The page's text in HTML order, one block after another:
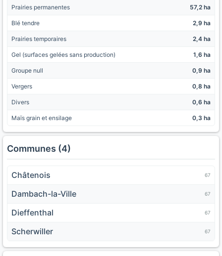
Prairies permanentes 57,2 ha
Blé tendre 2,9 ha
Prairies temporaires 2,4 ha
Gel (surfaces gelées sans production) 1,6 ha
Groupe null 0,9 ha
Vergers 0,8 ha
Divers 0,6 ha
Maïs grain et ensilage 0,3 ha
Communes (4)
Châtenois 67
Dambach-la-Ville 67
Dieffenthal 67
Scherwiller 67